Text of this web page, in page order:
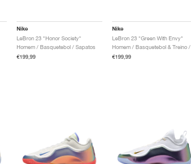
Nike
LeBron 23 "Honor Society"
Homem / Basquetebol / Sapatos
€199,99
Nike
LeBron 23 "Green With Envy"
€199,99